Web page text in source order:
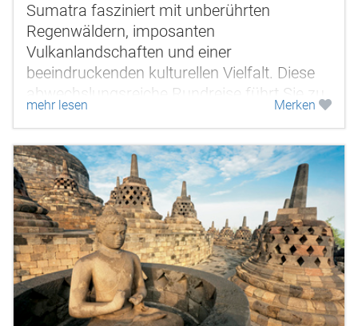
Sumatra fasziniert mit unberührten
Regenwäldern, imposanten
Vulkanlandschaften und einer
beeindruckenden kulturellen Vielfalt. Diese
abwechslungsreiche Rundreise führt Sie zu
den Höhepunkten Nord- und Westsumatras
– von den frei...
mehr lesen Merken